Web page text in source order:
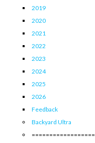
2019
2020
2021
2022
2023
2024
2025
2026
Feedback
Backyard Ultra
==================